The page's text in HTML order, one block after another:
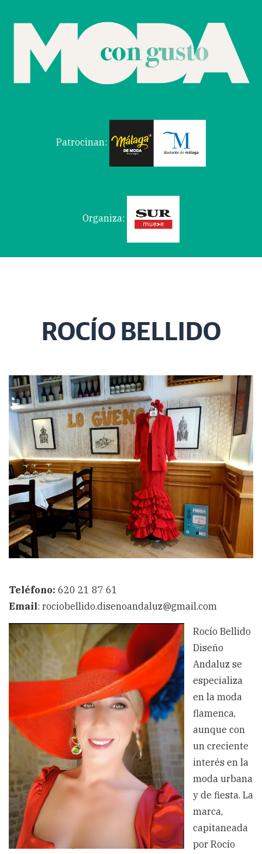
Patrocinan:
Organiza:
ROCÍO BELLIDO
Teléfono: 620 21 87 61
Email: rociobellido.disenoandaluz@gmail.com
Rocío Bellido
Diseño
Andaluz se
especializa
en la moda
flamenca,
aunque con
un creciente
interés en la
moda urbana
y de fiesta. La
marca,
capitaneada
por Rocío